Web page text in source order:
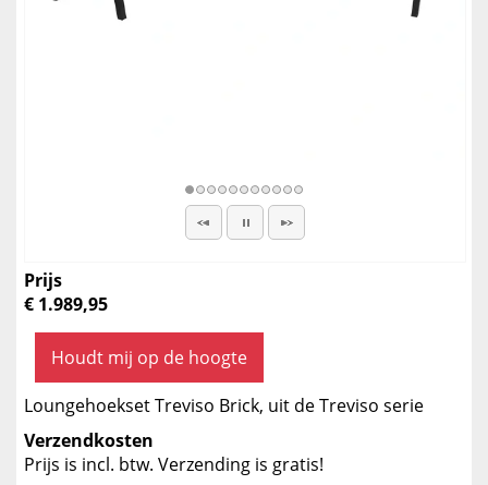
Prijs
€ 1.989,95
Houdt mij op de hoogte
Loungehoekset Treviso Brick, uit de Treviso serie
Verzendkosten
Prijs is incl. btw. Verzending is gratis!